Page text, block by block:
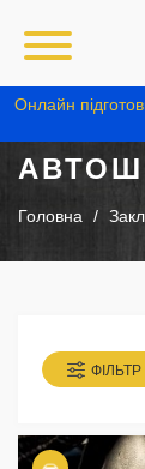
Онлайн
Головна
ФІЛЬТР